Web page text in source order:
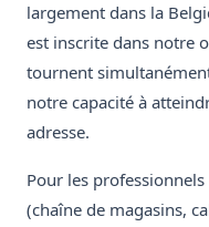
largement dans la
est inscrite dans notre
tournent
notre capacité à
adresse.
Pour les
(chaîne de magasins,